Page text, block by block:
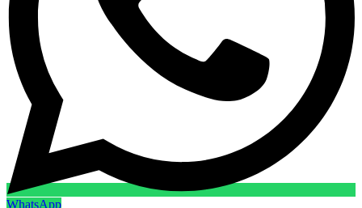
WhatsApp